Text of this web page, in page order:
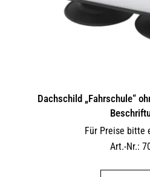
Dachschild „Fahrschule“
Für Preise bitte
Art.-Nr.: